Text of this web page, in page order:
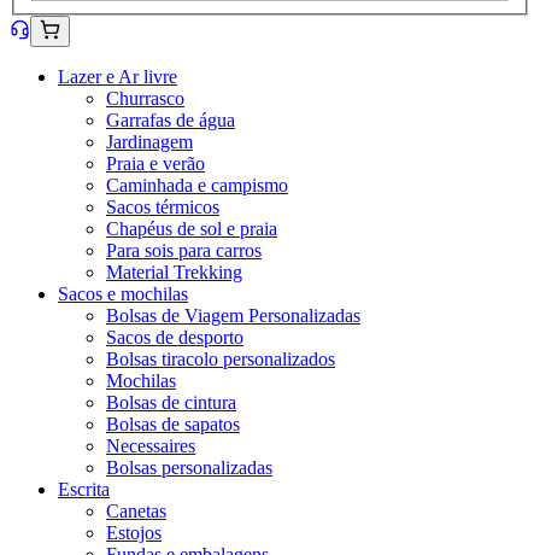
Lazer e Ar livre
Churrasco
Garrafas de água
Jardinagem
Praia e verão
Caminhada e campismo
Sacos térmicos
Chapéus de sol e praia
Para sois para carros
Material Trekking
Sacos e mochilas
Bolsas de Viagem Personalizadas
Sacos de desporto
Bolsas tiracolo personalizados
Mochilas
Bolsas de cintura
Bolsas de sapatos
Necessaires
Bolsas personalizadas
Escrita
Canetas
Estojos